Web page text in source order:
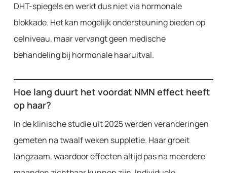
DHT-spiegels en werkt dus niet via hormonale
blokkade. Het kan mogelijk ondersteuning bieden op
celniveau, maar vervangt geen medische
behandeling bij hormonale haaruitval.
Hoe lang duurt het voordat NMN effect heeft
op haar?
In de klinische studie uit 2025 werden veranderingen
gemeten na twaalf weken suppletie. Haar groeit
langzaam, waardoor effecten altijd pas na meerdere